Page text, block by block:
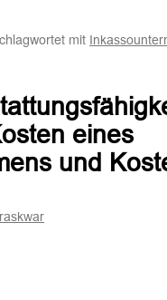
mit
eines
und
raskwar